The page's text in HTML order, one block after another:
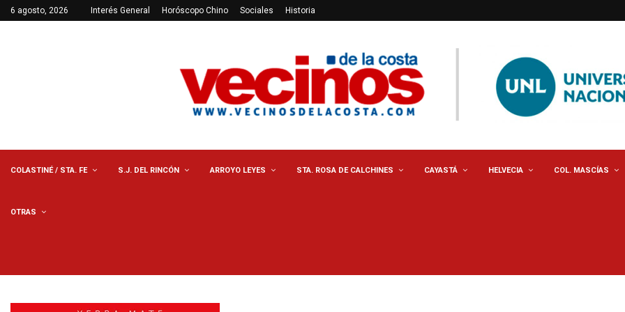
6 agosto, 2026 Interés General Horóscopo Chino Sociales Historia
COLASTINÉ / STA. FE S.J. DEL RINCÓN ARROYO LEYES STA. ROSA DE CALCHINES CAYASTÁ HELVECIA COL. MASCÍAS
OTRAS